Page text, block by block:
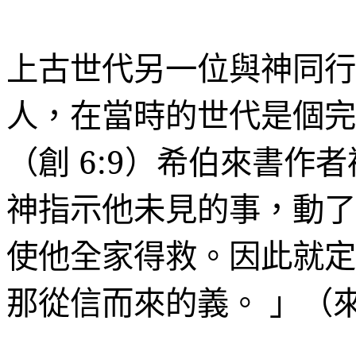
上古世代另一位與神同
人，在當時的世代是個
（創 6:9）希伯來書作
神指示他未見的事，動
使他全家得救。因此就
那從信而來的義。
」（